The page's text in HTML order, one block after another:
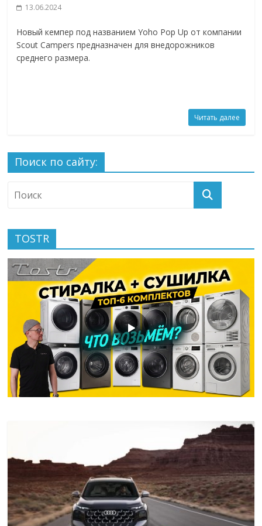
13.06.2024
Новый кемпер под названием Yoho Pop Up от компании
Scout Campers предназначен для внедорожников
среднего размера.
Читать далее
Поиск по сайту:
TOSTR